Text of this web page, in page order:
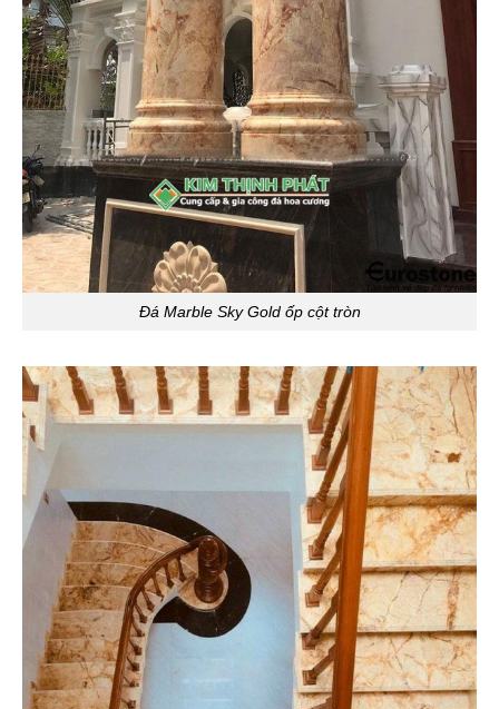
Đá Marble Sky Gold ốp cột tròn